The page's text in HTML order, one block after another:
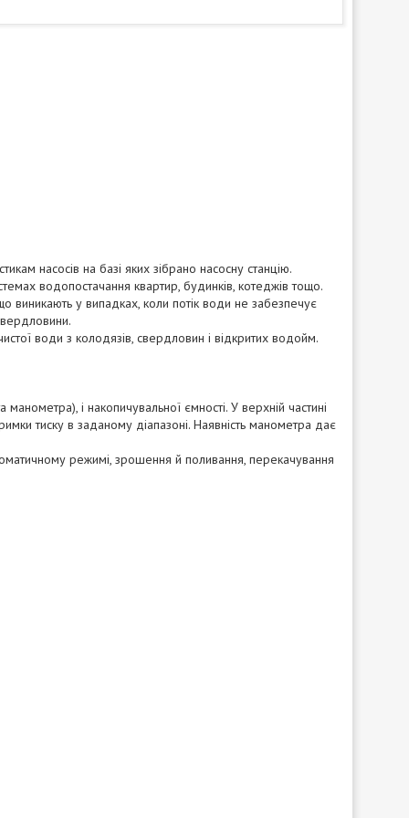
насосів на базі яких зібрано насосну станцію.
водопостачання квартир, будинків, котеджів тощо.
виникають у випадках, коли потік води не забезпечує
води з колодязів, свердловин і відкритих водойм.
манометра), і накопичувальної ємності. У верхній частині
тиску в заданому діапазоні. Наявність манометра дає
режимі, зрошення й поливання, перекачування